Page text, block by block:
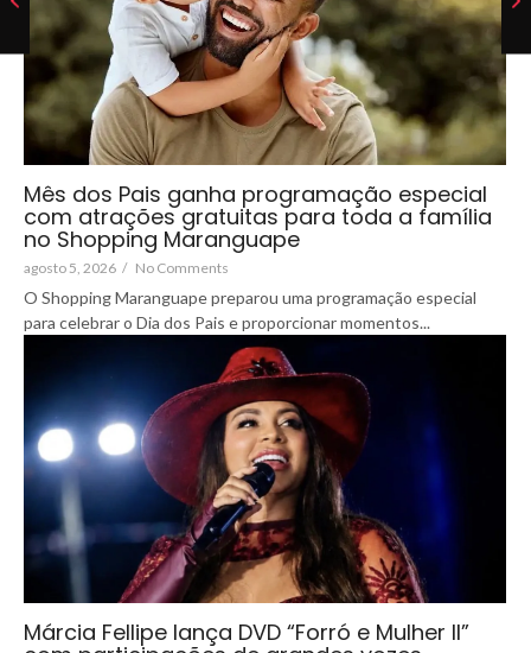
Mês dos Pais ganha programação especial
com atrações gratuitas para toda a família
no Shopping Maranguape
agosto 5, 2026 / No Comments
O Shopping Maranguape preparou uma programação especial
para celebrar o Dia dos Pais e proporcionar momentos...
Márcia Fellipe lança DVD “Forró e Mulher II”